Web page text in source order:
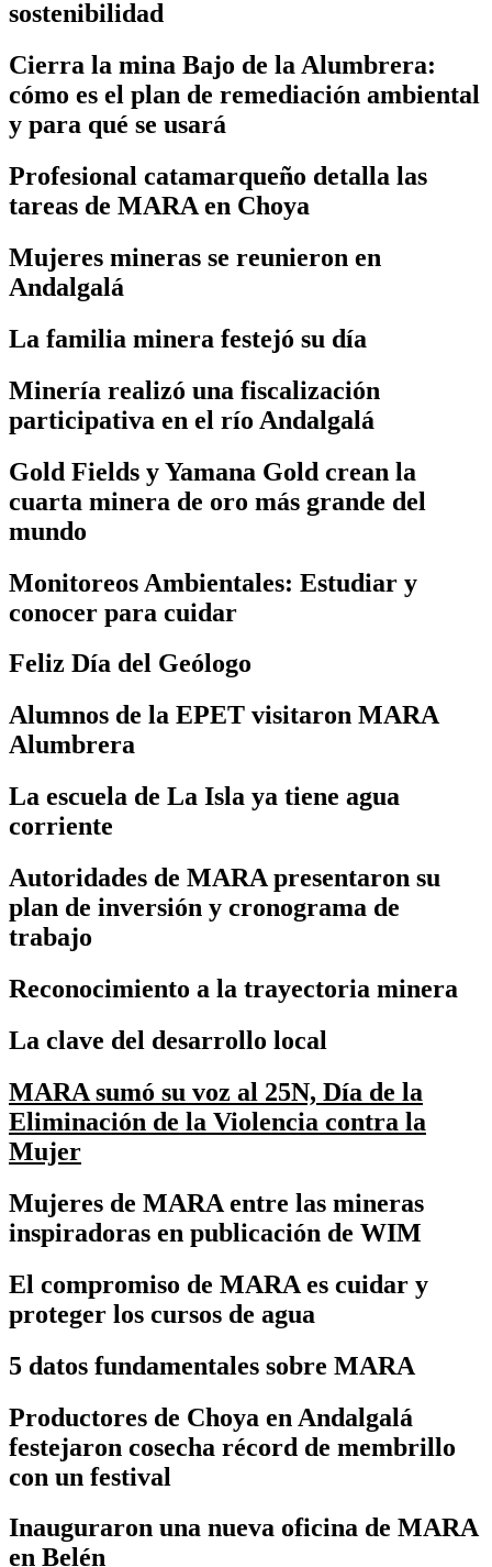
sostenibilidad
Cierra la mina Bajo de la Alumbrera:
cómo es el plan de remediación ambiental
y para qué se usará
Profesional catamarqueño detalla las
tareas de MARA en Choya
Mujeres mineras se reunieron en
Andalgalá
La familia minera festejó su día
Minería realizó una fiscalización
participativa en el río Andalgalá
Gold Fields y Yamana Gold crean la
cuarta minera de oro más grande del
mundo
Monitoreos Ambientales: Estudiar y
conocer para cuidar
Feliz Día del Geólogo
Alumnos de la EPET visitaron MARA
Alumbrera
La escuela de La Isla ya tiene agua
corriente
Autoridades de MARA presentaron su
plan de inversión y cronograma de
trabajo
Reconocimiento a la trayectoria minera
La clave del desarrollo local
MARA sumó su voz al 25N, Día de la
Eliminación de la Violencia contra la
Mujer
Mujeres de MARA entre las mineras
inspiradoras en publicación de WIM
El compromiso de MARA es cuidar y
proteger los cursos de agua
5 datos fundamentales sobre MARA
Productores de Choya en Andalgalá
festejaron cosecha récord de membrillo
con un festival
Inauguraron una nueva oficina de MARA
en Belén